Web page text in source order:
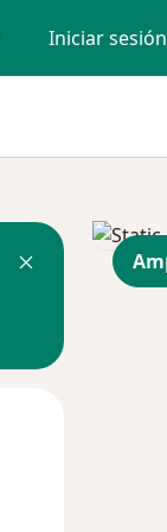
Iniciar sesión